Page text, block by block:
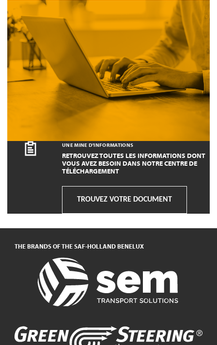
UNE MINE D'INFORMATIONS
RETROUVEZ TOUTES LES INFORMATIONS DONT
VOUS AVEZ BESOIN DANS NOTRE CENTRE DE
TÉLÉCHARGEMENT
TROUVEZ VOTRE DOCUMENT
THE BRANDS OF THE SAF-HOLLAND BENELUX